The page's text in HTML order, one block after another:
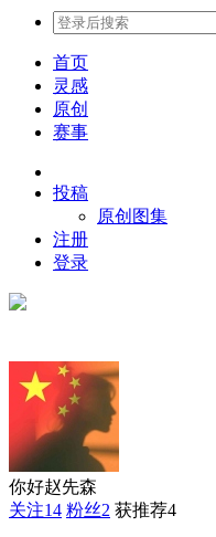
首页
灵感
原创
赛事
投稿
原创图集
注册
登录
你好赵先森
关注14 粉丝2 获推荐4